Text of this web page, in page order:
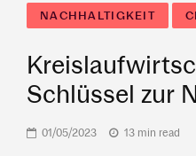
NACHHALTIGKEIT
Schlüssel zur
01/05/2023 13 min read